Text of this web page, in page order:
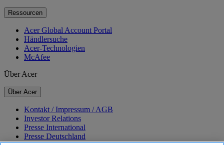
Ressourcen
Acer Global Account Portal
Händlersuche
Acer-Technologien
McAfee
Über Acer
Über Acer
Kontakt / Impressum / AGB
Investor Relations
Presse International
Presse Deutschland